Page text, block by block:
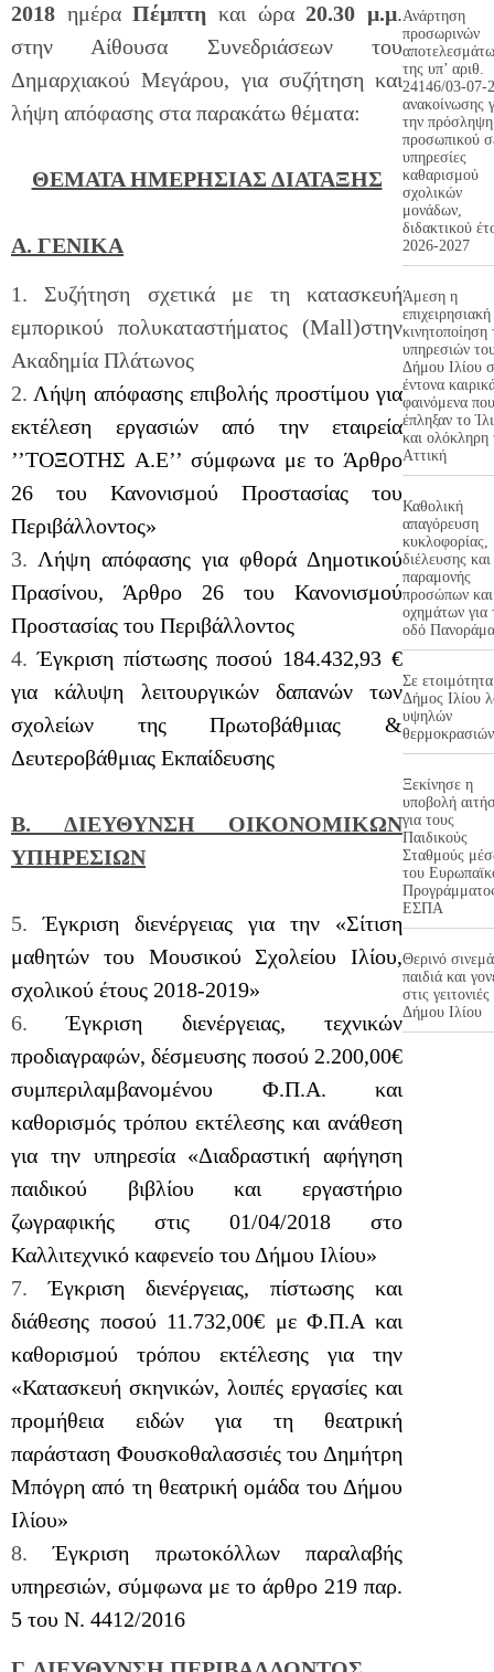
2018 ημέραΠέμπτη και ώρα20.30 μ.μ.
στην Αίθουσα Συνεδριάσεων του
Δημαρχιακού Μεγάρου, για συζήτηση και
λήψη απόφασης στα παρακάτω θέματα:
ΘΕΜΑΤΑ ΗΜΕΡΗΣΙΑΣ ΔΙΑΤΑΞΗΣ
Α. ΓΕΝΙΚΑ
1. Συζήτηση σχετικά με τη κατασκευή
εμπορικού πολυκαταστήματος (Mall)στην
Ακαδημία Πλάτωνος
2.Λήψη απόφασης επιβολής προστίμου για
εκτέλεση εργασιών από την εταιρεία
’’ΤΟΞΟΤΗΣ Α.Ε’’ σύμφωνα με το Άρθρο
26 του Κανονισμού Προστασίας του
Περιβάλλοντος»
3. Λήψη απόφασης για φθορά Δημοτικού
Πρασίνου, Άρθρο 26 του Κανονισμού
Προστασίας του Περιβάλλοντος
4.Έγκριση πίστωσης ποσού 184.432,93 €
για κάλυψη λειτουργικών δαπανών των
σχολείων της Πρωτοβάθμιας &
Δευτεροβάθμιας Εκπαίδευσης
Β. ΔΙΕΥΘΥΝΣΗ ΟΙΚΟΝΟΜΙΚΩΝ
ΥΠΗΡΕΣΙΩΝ
5.Έγκριση διενέργειας για την «Σίτιση
μαθητών του Μουσικού Σχολείου Ιλίου,
σχολικού έτους 2018-2019»
6.Έγκριση διενέργειας, τεχνικών
προδιαγραφών, δέσμευσης ποσού 2.200,00€
συμπεριλαμβανομένου Φ.Π.Α. και
καθορισμός τρόπου εκτέλεσης και ανάθεση
για την υπηρεσία «Διαδραστική αφήγηση
παιδικού βιβλίου και εργαστήριο
ζωγραφικής στις 01/04/2018 στο
Καλλιτεχνικό καφενείο του Δήμου Ιλίου»
7.Έγκριση διενέργειας, πίστωσης και
διάθεσης ποσού 11.732,00€ με Φ.Π.Α και
καθορισμού τρόπου εκτέλεσης για την
«Κατασκευή σκηνικών, λοιπές εργασίες και
προμήθεια ειδών για τη θεατρική
παράσταση Φουσκοθαλασσιές του Δημήτρη
Μπόγρη από τη θεατρική ομάδα του Δήμου
Ιλίου»
8.Έγκριση πρωτοκόλλων παραλαβής
υπηρεσιών, σύμφωνα με το άρθρο 219 παρ.
5 του Ν. 4412/2016
Ανάρτηση
προσωρινών
της υπ’ αριθ.
24146/03-07-
ανακοίνωσης
την πρόσληψη
προσωπικού
υπηρεσίες
καθαρισμού
σχολικών
μονάδων,
διδακτικού
2026-2027
Άμεση η
επιχειρησιακή
κινητοποίηση
υπηρεσιών
Δήμου Ιλίου
έντονα
φαινόμενα που
έπληξαν το
και ολόκληρη
Αττική
Καθολική
απαγόρευση
κυκλοφορίας,
διέλευσης και
παραμονής
προσώπων και
οχημάτων για
οδό
Σε
Δήμος Ιλίου
υψηλών
θερμοκρασιών
Ξεκίνησε η
υποβολή
για τους
Παιδικούς
Σταθμούς
του
ΕΣΠΑ
Θερινό
παιδιά και
στις
Δήμου Ιλίου